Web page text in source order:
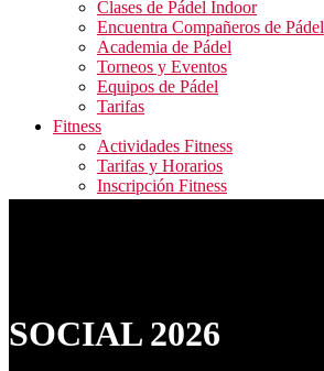
Clases de Pádel Indoor
Encuentra Compañeros de Pádel
Academia de Pádel
Torneos y Eventos
Equipos de Pádel
Tarifas
Fitness
Actividades Fitness
Tarifas y Horarios
Inscripción Fitness
Blog
SOCIAL 2026